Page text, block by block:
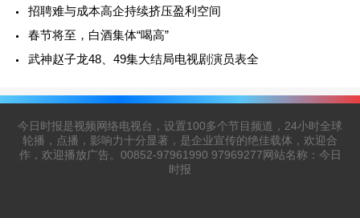
招聘难与成本高企持续挤压盈利空间
春节将至，白酒集体“喝高”
武神赵子龙48、49集大结局电视剧演员表全
今日时报是视频网络电视台，设置100多个节目频道，24小时全球
轮播，点播，影响力十分显著，是企业宣传的绝佳载体，欢迎合
作，欢迎播放广告。00852-97961990 97969277网站名称：今日
时报